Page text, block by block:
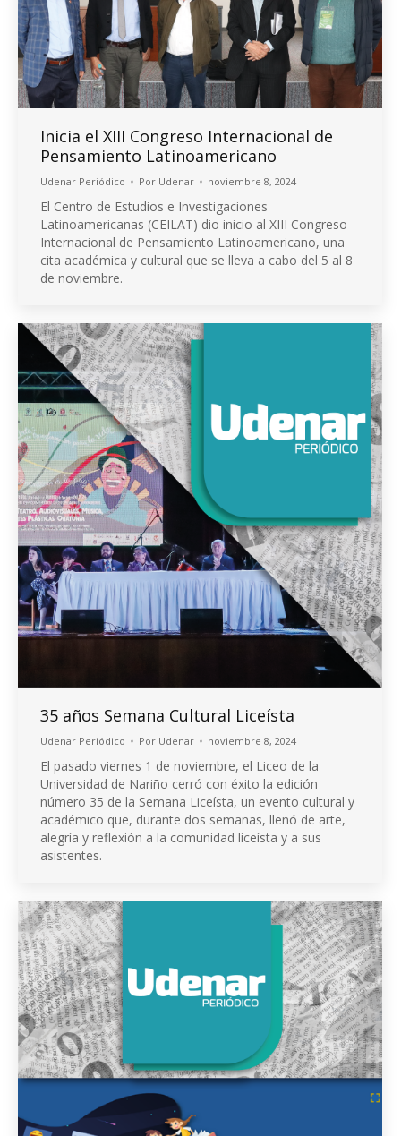
Inicia el XIII Congreso Internacional de
Pensamiento Latinoamericano
Udenar Periódico Por Udenar noviembre 8, 2024
El Centro de Estudios e Investigaciones
Latinoamericanas (CEILAT) dio inicio al XIII Congreso
Internacional de Pensamiento Latinoamericano, una
cita académica y cultural que se lleva a cabo del 5 al 8
de noviembre.
35 años Semana Cultural Liceísta
Udenar Periódico Por Udenar noviembre 8, 2024
El pasado viernes 1 de noviembre, el Liceo de la
Universidad de Nariño cerró con éxito la edición
número 35 de la Semana Liceísta, un evento cultural y
académico que, durante dos semanas, llenó de arte,
alegría y reflexión a la comunidad liceísta y a sus
asistentes.